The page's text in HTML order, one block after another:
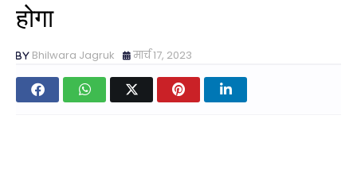
होगा
Bhilwara Jagruk मार्च 17, 2023